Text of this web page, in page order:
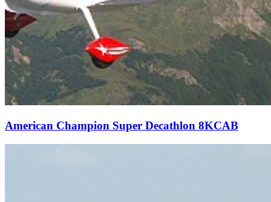
American Champion Super Decathlon 8KCAB